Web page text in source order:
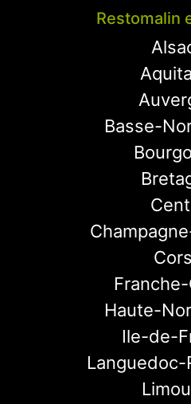
Restomalin
Basse-
Haute-
Ile-de-
Languedoc-